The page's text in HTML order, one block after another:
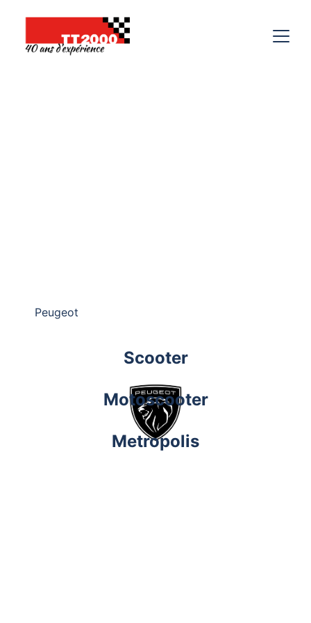
Peugeot
Scooter
Motoscooter
Metropolis